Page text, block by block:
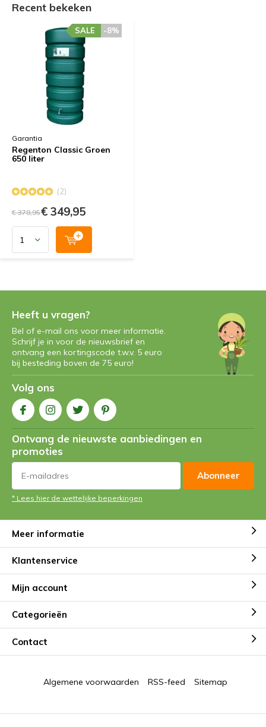
Recent bekeken
Garantia
Regenton Classic Groen
650 liter
-8%
SALE
(2)
€ 378,95€ 349,95
Heeft u vragen?
Bel of e-mail ons voor meer informatie.
Schrijf je in voor de nieuwsbrief en
ontvang een kortingscode t.w.v. 5 euro
bij besteding boven de 75 euro!
Volg ons
Ontvang de nieuwste aanbiedingen en
promoties
Abonneer
* Lees hier de wettelijke beperkingen
Meer informatie
Klantenservice
Mijn account
Categorieën
Contact
Algemene voorwaarden RSS-feed Sitemap